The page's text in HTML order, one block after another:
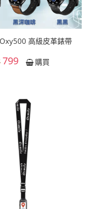
高級皮革錶帶
799 購買